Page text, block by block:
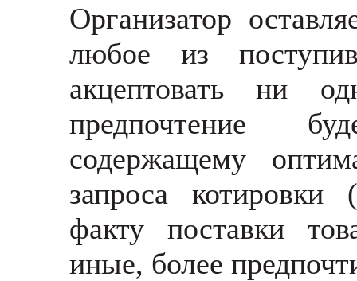
Организатор
любое из
акцептовать ни
предпочтение
содержащему
запроса
факту поставки
иные, более